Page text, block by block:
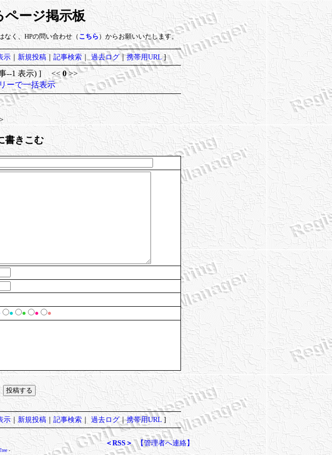
ージ掲示板
なく、HPの問い合わせ（ こちら ）からお願いいたします。
示｜ 新規投稿｜記事検索｜ 過去ログ｜携帯用URL]
事--1 表示) ] <<0>>
ーで一括表示
書きこむ
● ● ● ●
示｜新規投稿｜記事検索｜過去ログ｜携帯用URL]
＜RSS＞ 【管理者へ連絡】
-